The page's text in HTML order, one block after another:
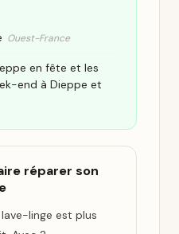
Ouest-France
en fête et les
end à Dieppe et
réparer son
linge est plus